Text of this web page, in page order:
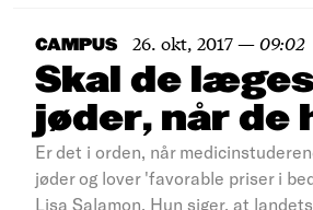
CAMPUS 26. okt, 2017—09:02
Skal de
jøder, når de
Er det i orden, når
jøder og lover 'favorable priser i
Lisa Salamon. Hun siger, at